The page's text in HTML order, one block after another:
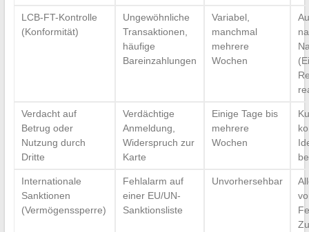
LCB-FT-Kontrolle
(Konformität)
Ungewöhnliche
Transaktionen,
häufige
Bareinzahlungen
Variabel,
manchmal
mehrere
Wochen
Verdacht auf
Betrug oder
Nutzung durch
Dritte
Verdächtige
Anmeldung,
Widerspruch zur
Karte
Einige Tage bis
mehrere
Wochen
Internationale
Sanktionen
(Vermögenssperre)
Fehlalarm auf
einer EU/UN-
Sanktionsliste
Unvorhersehbar